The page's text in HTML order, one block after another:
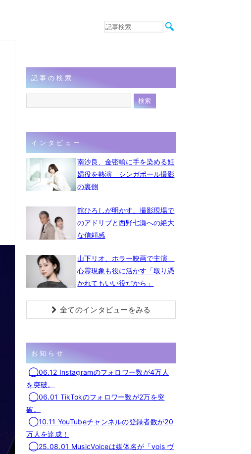
音楽
連載
フォト
記事の検索
インタビュー
南沙良、金密輸に手を染める妊
婦役を熱演 シンガポール撮影
の裏側
舘ひろしが明かす、撮影現場で
のアドリブと西野七瀬への絶大
な信頼感
山下リオ、ホラー映画で主演
心霊現象も役に活かす「取り憑
かれてもいい役だから」
全てのインタビューをみる
お知らせ
◯06.12 Instagramのフォロワー数が4万人
を突破。
◯06.01 TikTokのフォロワー数が2万を突
破。
◯10.11 YouTubeチャンネルの登録者数が20
万人を達成！
◯25.08.01 MusicVoiceは媒体名が「vois ヴ